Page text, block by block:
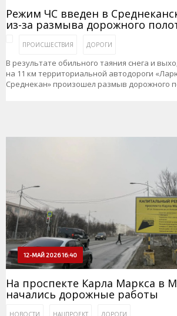
Режим ЧС введен в
из-за размыва дорожного
ПРОИСШЕСТВИЯ ДОРОГИ
В результате обильного таяния снега и
на 11 км территориальной автодороги
Среднекан» произошел размыв дорожного
12-МАЙ 2026 16:40
На проспекте Карла Маркса в
начались дорожные работы
НОВОСТИ НАЦПРОЕКТ ДОРОГИ